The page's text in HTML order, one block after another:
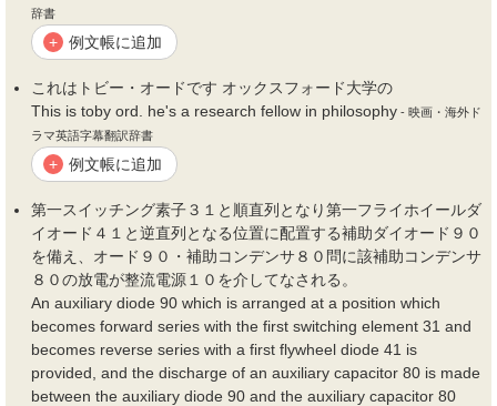
辞書
+ 例文帳に追加
これはトビー・ オードです オックスフォード大学の
This is toby ord. he's a research fellow in philosophy - 映画・海外ド
ラマ英語字幕翻訳辞書
+ 例文帳に追加
第一スイッチング素子３１と順直列となり第一フライホイールダ
イオード ４１と逆直列となる位置に配置する補助ダイオード ９０
を備え、 オード ９０・補助コンデンサ８０問に該補助コンデンサ
８０の放電が整流電源１０を介してなされる。
An auxiliary diode 90 which is arranged at a position which
becomes forward series with the first switching element 31 and
becomes reverse series with a first flywheel diode 41 is
provided, and the discharge of an auxiliary capacitor 80 is made
between the auxiliary diode 90 and the auxiliary capacitor 80